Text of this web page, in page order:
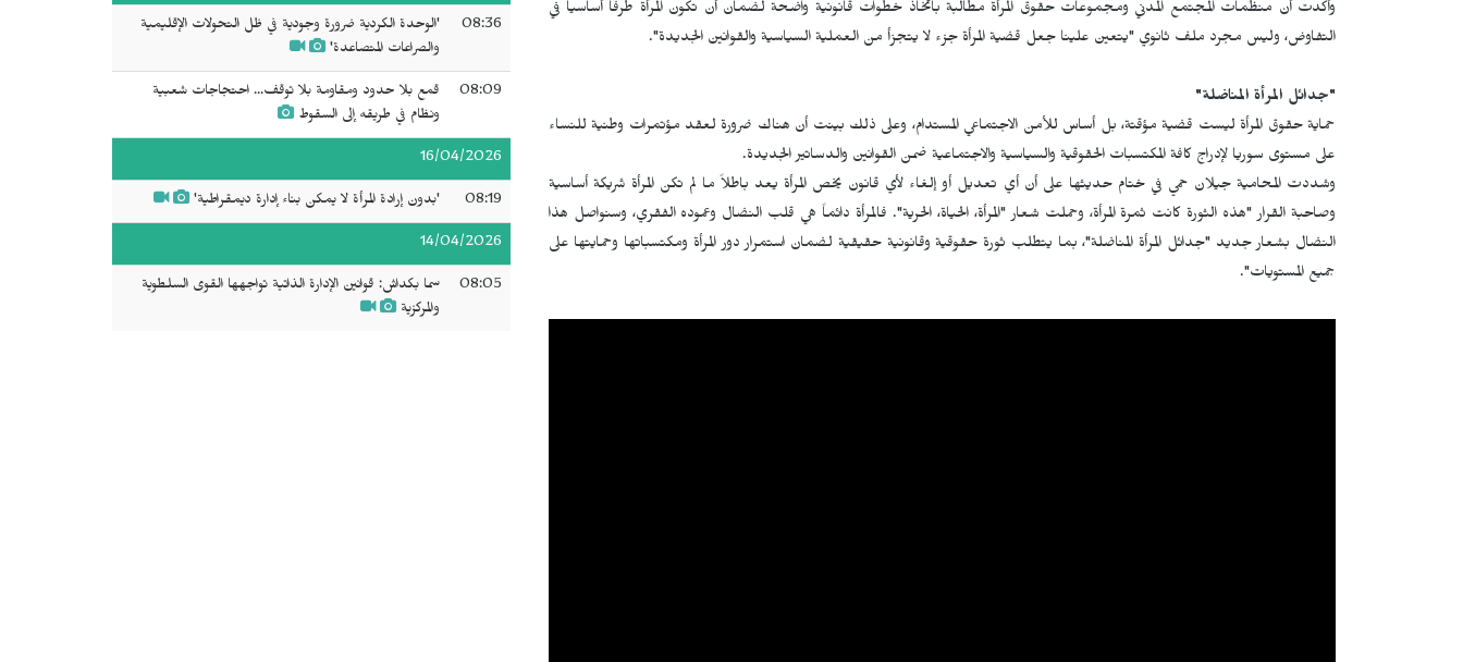
وأكدت أن منظمات المجتمع المدني ومجموعات حقوق المرأة مطالبة باتخاذ خطوات قانونية واضحة لضمان أن تكون المرأة طرفاً أساسياً في
التفاوض، وليس مجرد ملف ثانوي "يتعين علينا جعل قضية المرأة جزء لا يتجزأ من العملية السياسية والقوانين الجديدة".
"جدائل المرأة المناضلة"
حماية حقوق المرأة ليست قضية مؤقتة، بل أساس للأمن الاجتماعي المستدام، وعلى ذلك بينت أن هناك ضرورة لعقد مؤتمرات وطنية للنساء
على مستوى سوريا لإدراج كافة المكتسبات الحقوقية والسياسية والاجتماعية ضمن القوانين والدساتير الجديدة.
وشددت المحامية جيلان حمي في ختام حديثها على أن أي تعديل أو إلغاء لأي قانون يخص المرأة يعد باطلاً ما لم تكن المرأة شريكة أساسية
وصاحبة القرار "هذه الثورة كانت ثمرة المرأة، وحملت شعار "المرأة، الحياة، الحرية". فالمرأة دائماً هي قلب النضال وعموده الفقري، وسنواصل هذا
النضال بشعار جديد "جدائل المرأة المناضلة"، بما يتطلب ثورة حقوقية وقانونية حقيقية لضمان استمرار دور المرأة ومكتسباتها وحمايتها على
جميع المستويات".
08:36
'الوحدة الكردية ضرورة وجودية في ظل التحولات الإقليمية
والصراعات المتصاعدة'
08:09
قمع بلا حدود ومقاومة بلا توقف... احتجاجات شعبية
ونظام في طريقه إلى السقوط
16/04/2026
08:19 'بدون إرادة المرأة لا يمكن بناء إدارة ديمقراطية'
14/04/2026
08:05
سما بكداش: قوانين الإدارة الذاتية تواجهها القوى السلطوية
والمركزية